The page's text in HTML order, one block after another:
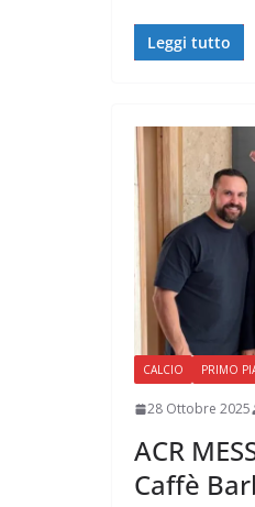
Leggi tutto
CALCIO PRIMO
28 Ottobre 2025
ACR
Caffè